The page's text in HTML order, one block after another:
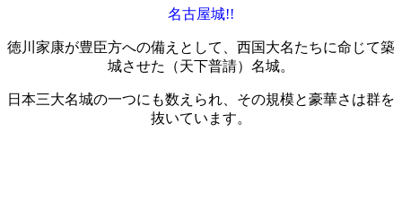
名古屋城!!
徳川家康が豊臣方への備えとして、西国大名たちに命じて築
城させた（天下普請）名城。
日本三大名城の一つにも数えられ、その規模と豪華さは群を
抜いています。